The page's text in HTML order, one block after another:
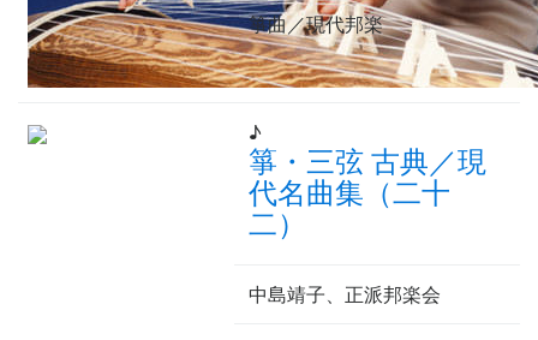
箏曲／現代邦楽
♪
箏・三弦 古典／現
代名曲集（二十
二）
中島靖子、正派邦楽会